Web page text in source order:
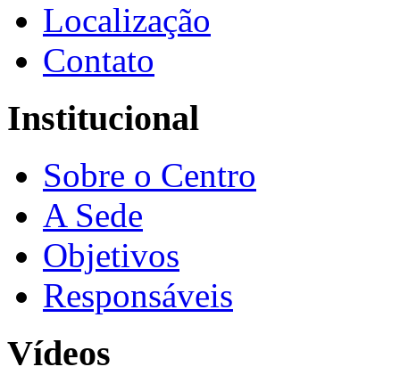
Localização
Contato
Institucional
Sobre o Centro
A Sede
Objetivos
Responsáveis
Vídeos